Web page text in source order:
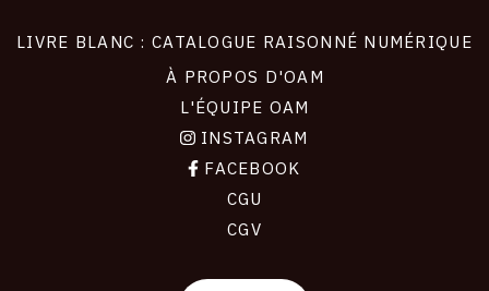
LIVRE BLANC : CATALOGUE RAISONNÉ NUMÉRIQUE
À PROPOS D'OAM
L'ÉQUIPE OAM
INSTAGRAM
FACEBOOK
CGU
CGV